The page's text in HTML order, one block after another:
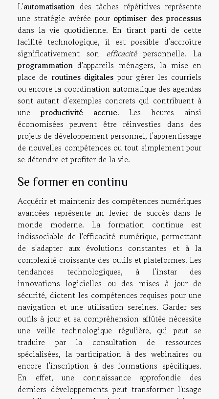
L'automatisation des tâches répétitives représente
une stratégie avérée pour optimiser des processus
dans la vie quotidienne. En tirant parti de cette
facilité technologique, il est possible d'accroître
significativement son efficacitépersonnelle. La
programmation d'appareils ménagers, la mise en
place de routines digitales pour gérer les courriels
ou encore la coordination automatique des agendas
sont autant d'exemples concrets qui contribuent à
une productivité accrue. Les heures ainsi
économisées peuvent être réinvesties dans des
projets de développement personnel, l'apprentissage
de nouvelles compétences ou tout simplement pour
se détendre et profiter de la vie.
Se former en continu
Acquérir et maintenir des compétences numériques
avancées représente un levier de succès dans le
monde moderne. La formation continue est
indissociable de l'efficacité numérique, permettant
de s'adapter aux évolutions constantes et à la
complexité croissante des outils et plateformes. Les
tendances technologiques, à l'instar des
innovations logicielles ou des mises à jour de
sécurité, dictent les compétences requises pour une
navigation et une utilisation sereines. Garder ses
outils à jour et sa compréhension affûtée nécessite
une veille technologique régulière, qui peut se
traduire par la consultation de ressources
spécialisées, la participation à des webinaires ou
encore l'inscription à des formations spécifiques.
En effet, une connaissance approfondie des
derniers développements peut transformer l'usage